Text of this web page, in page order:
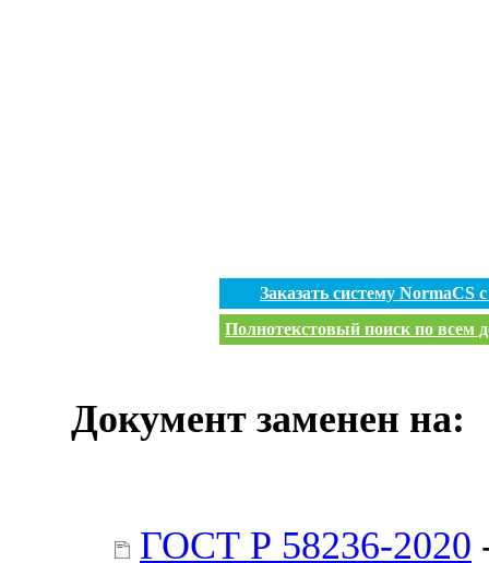
Заказать систему
Полнотекстовый поиск по всем
Документ заменен на:
ГОСТ Р 58236-2020